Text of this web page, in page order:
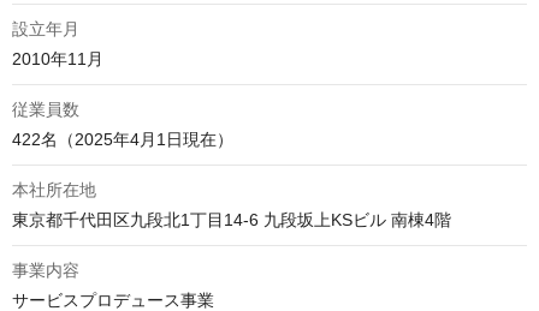
設立年月
2010年11月
従業員数
422名（2025年4月1日現在）
本社所在地
東京都千代田区九段北1丁目14-6 九段坂上KSビル 南棟4階
事業内容
サービスプロデュース事業